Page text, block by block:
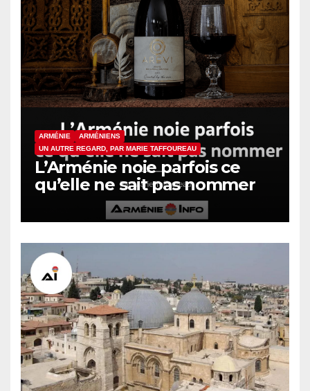
ARMÉNIE
ARMÉNIENS
UN AUTRE REGARD, PAR MARIE TAFFOUREAU
L’Arménie noie parfois ce
qu’elle ne sait pas nommer